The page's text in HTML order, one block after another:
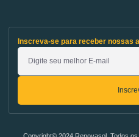
Inscreva-se para receber nossas